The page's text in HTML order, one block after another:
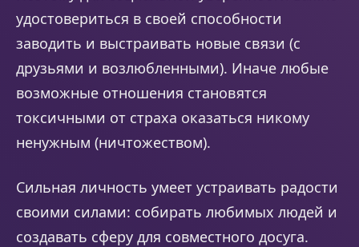
удостовериться в своей способности
заводить и выстраивать новые связи (с
друзьями и возлюбленными). Иначе любые
возможные отношения становятся
токсичными от страха оказаться никому
ненужным (ничтожеством).
Сильная личность умеет устраивать радости
своими силами: собирать любимых людей и
создавать сферу для совместного досуга.